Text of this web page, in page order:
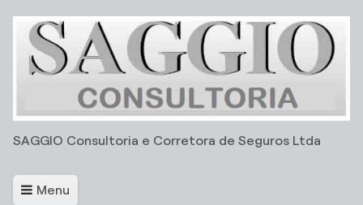
SAGGIO Consultoria e Corretora de Seguros Ltda
Menu